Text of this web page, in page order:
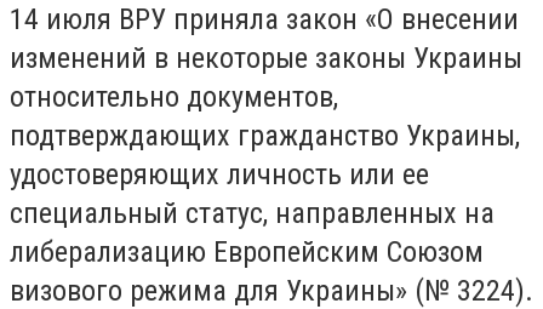
14 июля ВРУ приняла закон «О внесении
изменений в некоторые законы Украины
относительно документов,
подтверждающих гражданство Украины,
удостоверяющих личность или ее
специальный статус, направленных на
либерализацию Европейским Союзом
визового режима для Украины» (№ 3224).